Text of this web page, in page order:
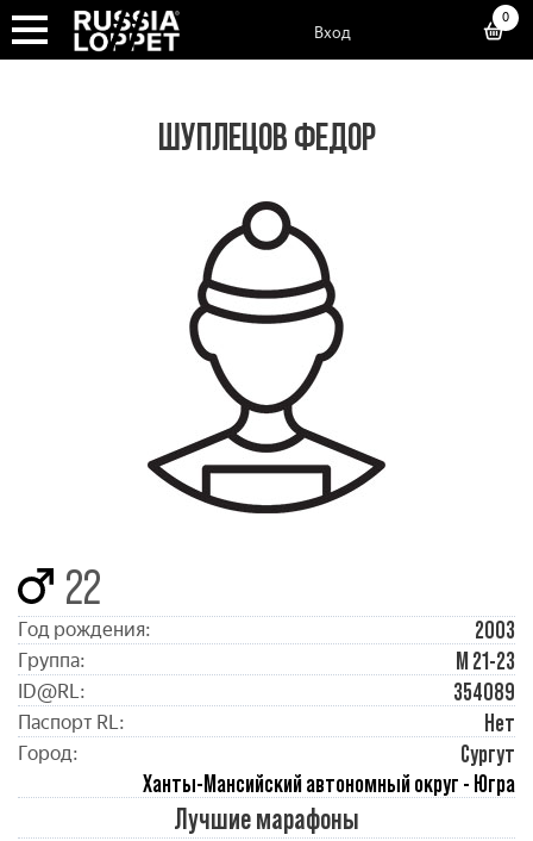
Вход
0
ШУПЛЕЦОВ ФЕДОР
22
Год рождения: 2003
Группа: М 21-23
ID@RL: 354089
Паспорт RL: Нет
Город:
Сургут
Ханты-Мансийский автономный округ - Югра
Лучшие марафоны